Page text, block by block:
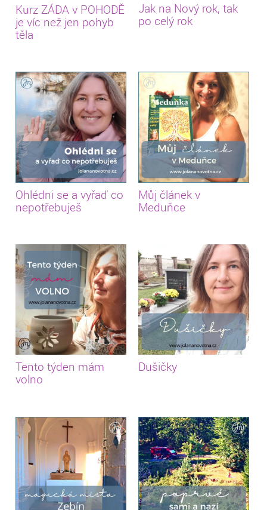
Kurz ZÁDA v POHODĚ
je víc než jen pohyb
těla
Jak na Nový rok, tak
po celý rok
Ohlédni se a vyřaď co
nepotřebuješ
Můj článek v
Meduňce
Tento týden mám
volno
Dušičky